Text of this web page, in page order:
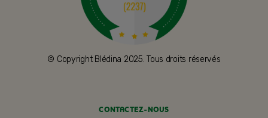
© Copyright Blédina 2025. Tous droits réservés
CONTACTEZ-NOUS